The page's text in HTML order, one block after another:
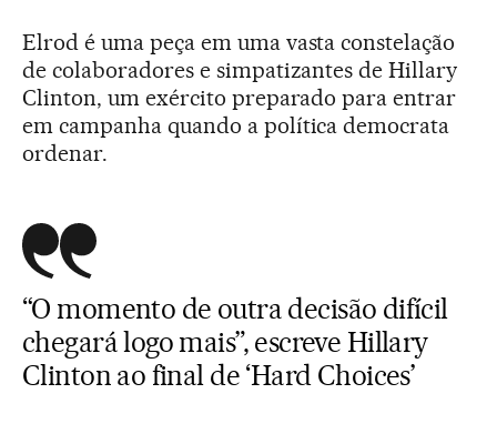
Elrod é uma peça em uma vasta constelação
de colaboradores e simpatizantes de Hillary
Clinton, um exército preparado para entrar
em campanha quando a política democrata
ordenar.
“O momento de outra decisão difícil
chegará logo mais”, escreve Hillary
Clinton ao final de ‘Hard Choices’